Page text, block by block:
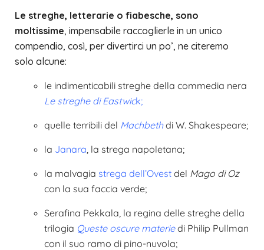
Le streghe, letterarie o fiabesche, sono
moltissime, impensabile raccoglierle in un unico
compendio, così, per divertirci un po’, ne citeremo
solo alcune:
le indimenticabili streghe della commedia nera
Le streghe di Eastwick;
quelle terribili del Machbeth di W. Shakespeare;
la Janara , la strega napoletana;
la malvagia strega dell’Ovest del Mago di Oz
con la sua faccia verde;
Serafina Pekkala, la regina delle streghe della
trilogia Queste oscure materiedi Philip Pullman
con il suo ramo di pino-nuvola;